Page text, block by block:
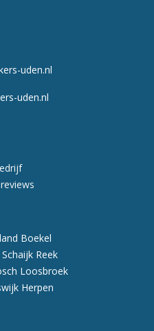
uden.nl
uden.nl
reviews
Boekel
Schaijk Reek
Loosbroek
Herpen